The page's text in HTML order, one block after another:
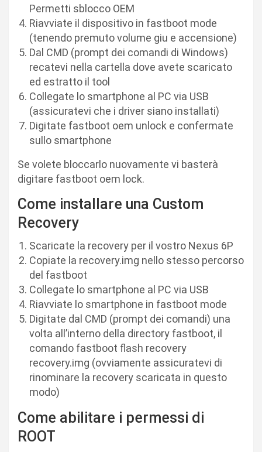
Permetti sblocco OEM
Riavviate il dispositivo in fastboot mode
(tenendo premuto volume giu e accensione)
Dal CMD (prompt dei comandi di Windows)
recatevi nella cartella dove avete scaricato
ed estratto il tool
Collegate lo smartphone al PC via USB
(assicuratevi che i driver siano installati)
Digitate fastboot oem unlock e confermate
sullo smartphone
Se volete bloccarlo nuovamente vi basterà
digitare fastboot oem lock.
Come installare una Custom
Recovery
Scaricate la recovery per il vostro Nexus 6P
Copiate la recovery.img nello stesso percorso
del fastboot
Collegate lo smartphone al PC via USB
Riavviate lo smartphone in fastboot mode
Digitate dal CMD (prompt dei comandi) una
volta all’interno della directory fastboot, il
comando fastboot flash recovery
recovery.img (ovviamente assicuratevi di
rinominare la recovery scaricata in questo
modo)
Come abilitare i permessi di
ROOT